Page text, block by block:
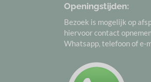
Openingstijden:
Bezoek is mogelijk op
hiervoor contact
Whatsapp, telefoon of e-